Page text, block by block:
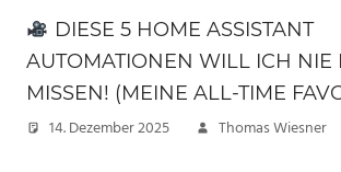
DIESE 5 HOME ASSISTANT
AUTOMATIONEN WILL ICH NIE
MISSEN! (MEINE ALL-TIME
14. Dezember 2025 Thomas Wiesner